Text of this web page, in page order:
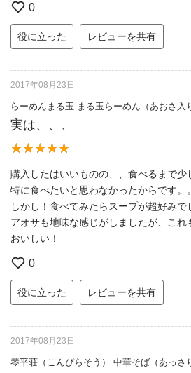
0
役に立った レビューを共有
2017年08月23日
らーめんまる玉 まる玉らーめん（あおさ入
実は、、、
購入したはいいものの、、食べるまで少
特に食べたいと思わなかったからです。。
しかし！食べてみたらスープが超好みで
アオサも地味な感じがしましたが、これ
おいしい！
0
役に立った レビューを共有
2017年08月23日
琴平荘（こんぴらそう） 中華そば（あっさ